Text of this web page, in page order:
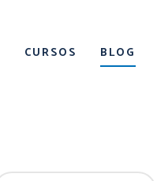
CURSOS BLOG